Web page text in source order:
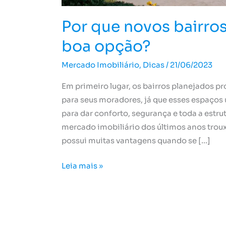
Por que novos
boa opção?
Mercado Imobiliário, Dicas/ 21/06/2023
Em primeiro lugar, os bairros planejados
para seus moradores, já que esses
para dar conforto, segurança e toda a
mercado imobiliário dos últimos anos
possui muitas vantagens quando se […]
Leia mais »